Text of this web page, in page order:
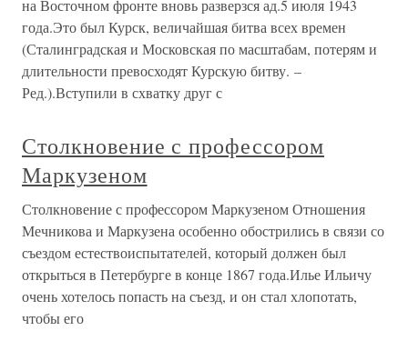
на Восточном фронте вновь разверзся ад.5 июля 1943
года.Это был Курск, величайшая битва всех времен
(Сталинградская и Московская по масштабам, потерям и
длительности превосходят Курскую битву. –
Ред.).Вступили в схватку друг с
Столкновение с профессором
Маркузеном
Столкновение с профессором Маркузеном Отношения
Мечникова и Маркузена особенно обострились в связи со
съездом естествоиспытателей, который должен был
открыться в Петербурге в конце 1867 года.Илье Ильичу
очень хотелось попасть на съезд, и он стал хлопотать,
чтобы его